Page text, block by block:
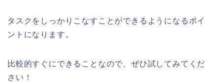
タスクをしっかりこなすことができるようになるポイ
ントになります。
比較的すぐにできることなので、ぜひ試してみてくだ
さい！